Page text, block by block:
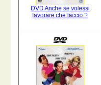
DVD Anche se volessi
lavorare che faccio ?